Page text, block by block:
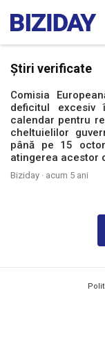
Știri verificate
Comisia
deficitul
calendar pentru
cheltuielilor
până pe 15
atingerea acestor
Biziday · acum 5 ani